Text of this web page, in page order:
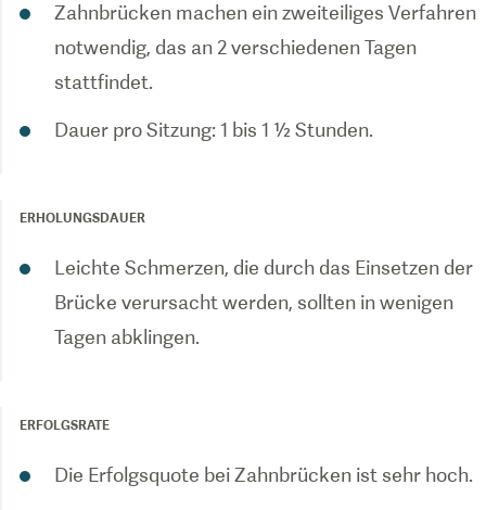
Zahnbrücken machen ein zweiteiliges Verfahren
notwendig, das an 2 verschiedenen Tagen
stattfindet.
Dauer pro Sitzung: 1 bis 1 ½ Stunden.
ERHOLUNGSDAUER
Leichte Schmerzen, die durch das Einsetzen der
Brücke verursacht werden, sollten in wenigen
Tagen abklingen.
ERFOLGSRATE
Die Erfolgsquote bei Zahnbrücken ist sehr hoch.